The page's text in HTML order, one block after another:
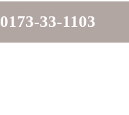
0173-33-1103